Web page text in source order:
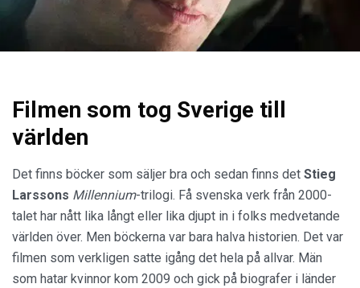
Filmen som tog Sverige till
världen
Det finns böcker som säljer bra och sedan finns det Stieg
Larssons Millennium-trilogi. Få svenska verk från 2000-
talet har nått lika långt eller lika djupt in i folks medvetande
världen över. Men böckerna var bara halva historien. Det var
filmen som verkligen satte igång det hela på allvar. Män
som hatar kvinnor kom 2009 och gick på biografer i länder